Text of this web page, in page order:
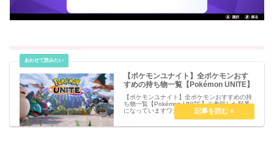
【ポケモンユナイト】全ポケモンおす
すめの持ち物一覧【Pokémon UNITE】
【ポケモンユナイト】全ポケモンおすすめの持
ち物一覧【Pokémon UNITE】※参戦した順番
になっていますワタシラガルカリオリザードン
ヤドランフシギバナプクリンファイアローピカ